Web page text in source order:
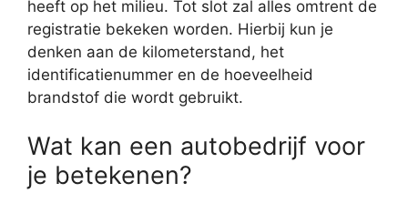
heeft op het milieu. Tot slot zal alles omtrent de
registratie bekeken worden. Hierbij kun je
denken aan de kilometerstand, het
identificatienummer en de hoeveelheid
brandstof die wordt gebruikt.
Wat kan een autobedrijf voor
je betekenen?